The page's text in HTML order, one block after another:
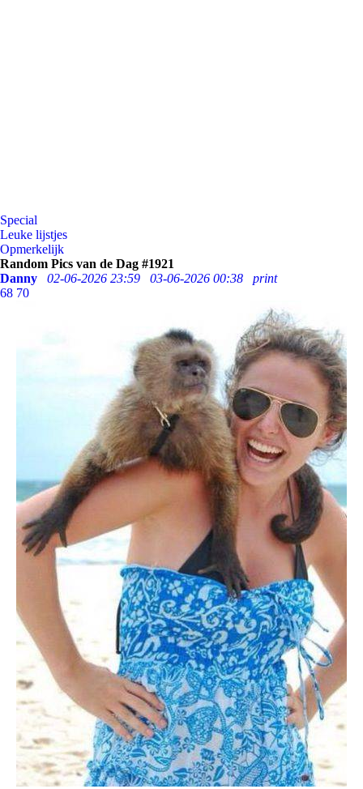
Special
Leuke lijstjes
Opmerkelijk
Random Pics van de Dag #1921
Danny
02-06-2026 23:59 03-06-2026 00:38
print
68 70